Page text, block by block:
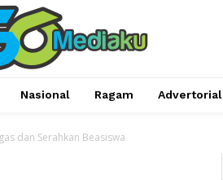
Nasional Ragam Advertorial
dan Serahkan Beasiswa